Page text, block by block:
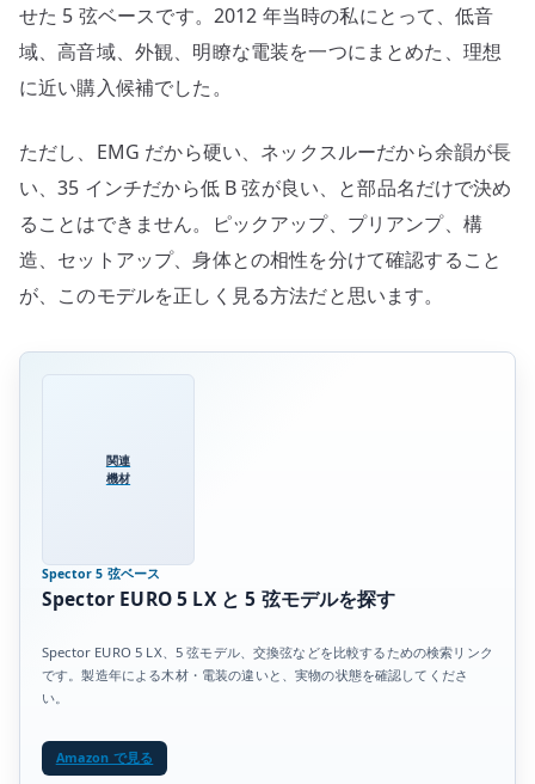
せた 5 弦ベースです。2012 年当時の私にとって、低音
域、高音域、外観、明瞭な電装を一つにまとめた、理想
に近い購入候補でした。
ただし、EMG だから硬い、ネックスルーだから余韻が長
い、35 インチだから低 B 弦が良い、と部品名だけで決め
ることはできません。ピックアップ、プリアンプ、構
造、セットアップ、身体との相性を分けて確認すること
が、このモデルを正しく見る方法だと思います。
関連
機材
Spector 5 弦ベース
Spector EURO 5 LX と 5 弦モデルを探す
Spector EURO 5 LX、5 弦モデル、交換弦などを比較するための検索リンク
です。製造年による木材・電装の違いと、実物の状態を確認してくださ
い。
Amazon で見る